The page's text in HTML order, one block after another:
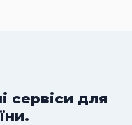
сервіси для